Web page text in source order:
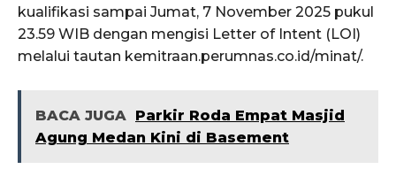
kualifikasi sampai Jumat, 7 November 2025 pukul
23.59 WIB dengan mengisi Letter of Intent (LOI)
melalui tautan kemitraan.perumnas.co.id/minat/.
BACA JUGA Parkir Roda Empat Masjid
Agung Medan Kini di Basement